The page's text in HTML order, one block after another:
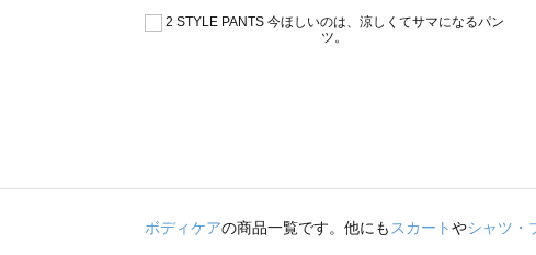
ボディケアの商品一覧です。他にも スカートやシャツ・